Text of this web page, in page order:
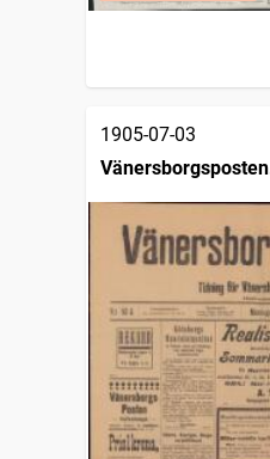
1905-07-03
Vänersborgsposten
halvveckoupplagan